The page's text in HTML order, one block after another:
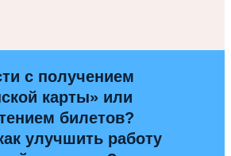
с получением
карты» или
билетов?
улучшить работу